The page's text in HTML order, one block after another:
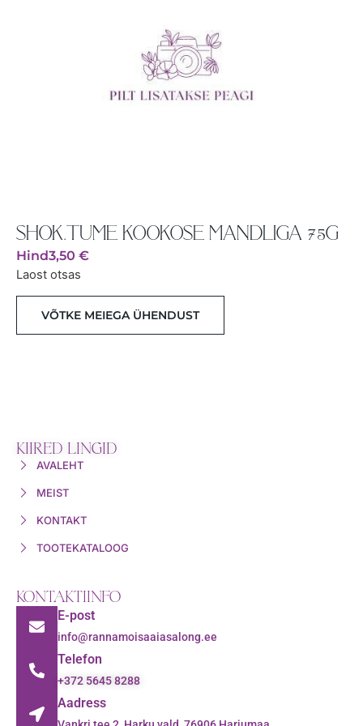
SHOK.TUME KOOKOSE MANDLIGA 75G
Hind3,50 €
Laost otsas
VÕTKE MEIEGA ÜHENDUST
KIIRED LINGID
AVALEHT
MEIST
KONTAKT
TOOTEKATALOOG
KONTAKTIINFO
E-post
info@rannamoisaaiasalong.ee
Telefon
+372 5645 8288
Aadress